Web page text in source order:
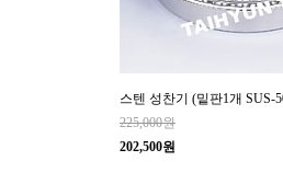
스텐 성찬기 (밑판1개 SUS-
225,000원
202,500원